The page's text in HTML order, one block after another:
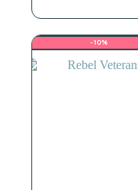
era:
24,99 €.
es:
22,49 €.
-10%